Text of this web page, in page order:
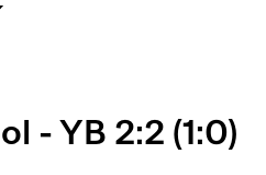
- YB 2:2 (1:0)